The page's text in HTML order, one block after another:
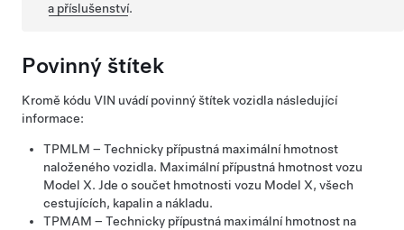
a příslušenství.
Povinný štítek
Kromě kódu VIN uvádípovinnýštítek vozidla následující
informace:
TPMLM – Technicky přípustná maximální hmotnost
naloženého vozidla. Maximální přípustná hmotnost vozu
Model X. Jde o součet hmotnosti vozu Model X, všech
cestujících, kapalin a nákladu.
TPMAM – Technicky přípustná maximální hmotnost na